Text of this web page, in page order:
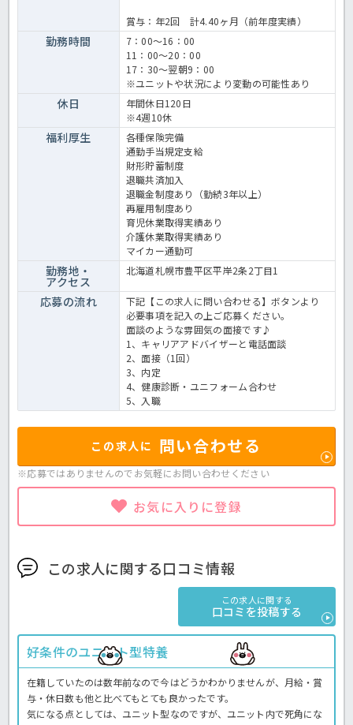
賞与：年2回 計4.40ヶ月（前年度実績）
勤務時間
7：00～16：00
11：00～20：00
17：30～翌朝9：00
※ユニットや状況により変動の可能性あり
休日
年間休日120日
※4週10休
福利厚生
各種保険完備
通勤手当規定支給
財形貯蓄制度
退職共済加入
退職金制度あり（勤続3年以上）
再雇用制度あり
育児休業取得実績あり
介護休業取得実績あり
マイカー通勤可
勤務地・
アクセス
北海道札幌市豊平区平岸2条2丁目1
応募の流れ
下記【この求人に問い合わせる】ボタンより
必要事項を記入の上ご応募ください。
面談のような雰囲気の面接です♪
1、キャリアアドバイザーと電話面談
2、面接（1回）
3、内定
4、健康診断・ユニフォーム合わせ
5、入職
この求人に 問い合わせる
※応募ではありませんのでお気軽にお問い合わせください
お気に入りに登録
この求人に関する口コミ情報
この求人に関する
口コミを投稿する
好条件のユニット型特養
在籍していたのは数年前なので今はどうかわかりませんが、月給・賞
与・休日数も他と比べてもとても良かったです。
気になる点としては、ユニット型なのですが、ユニット内で死角にな